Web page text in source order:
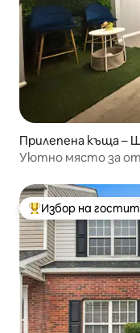
Прилепена къща –
Уютно място за
Най-популярен
Избор на